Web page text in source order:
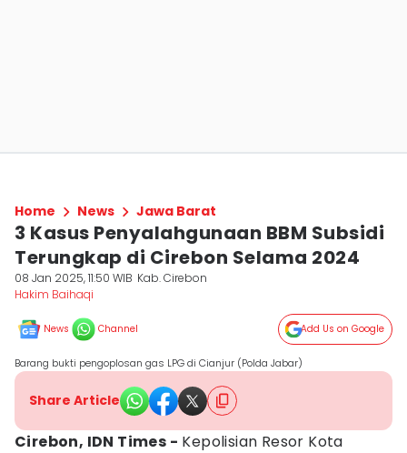
Home News Jawa Barat
3 Kasus Penyalahgunaan BBM Subsidi
Terungkap di Cirebon Selama 2024
08 Jan 2025, 11:50 WIB Kab. Cirebon
Hakim Baihaqi
News Channel Add Us on Google
Barang bukti pengoplosan gas LPG di Cianjur (Polda Jabar)
Share Article
Cirebon, IDN Times - Kepolisian Resor Kota